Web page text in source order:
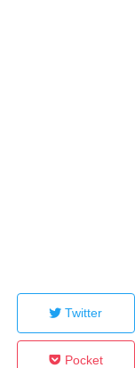
Twitter
Pocket